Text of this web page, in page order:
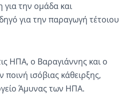
την ομάδα και
για την παραγωγή τέτοιου
ΗΠΑ, ο Βαραγιάννης και ο
ισόβιας κάθειρξης,
Άμυνας των ΗΠΑ.